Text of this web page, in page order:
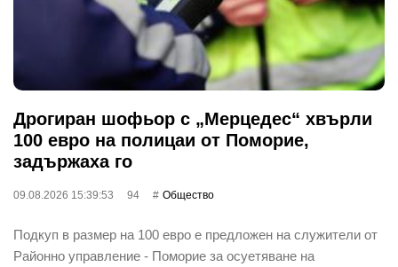
Дрогиран шофьор с „Мерцедес“ хвърли
100 евро на полицаи от Поморие,
задържаха го
09.08.2026 15:39:53 94 Общество
Подкуп в размер на 100 евро е предложен на служители от
Районно управление - Поморие за осуетяване на